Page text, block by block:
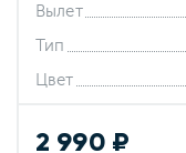
Вылет
Тип
Цвет
2 990 ₽